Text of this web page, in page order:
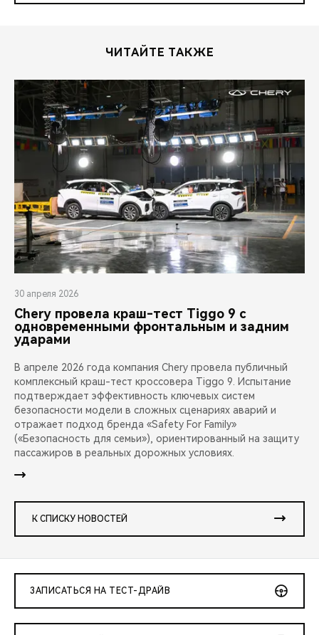
ЧИТАЙТЕ ТАКЖЕ
30 апреля 2026
Chery провела краш-тест Tiggo 9 с
одновременными фронтальным и задним
ударами
В апреле 2026 года компания Chery провела публичный
комплексный краш-тест кроссовера Tiggo 9. Испытание
подтверждает эффективность ключевых систем
безопасности модели в сложных сценариях аварий и
отражает подход бренда «Safety For Family»
(«Безопасность для семьи»), ориентированный на защиту
пассажиров в реальных дорожных условиях.
К СПИСКУ НОВОСТЕЙ
ЗАПИСАТЬСЯ НА ТЕСТ-ДРАЙВ